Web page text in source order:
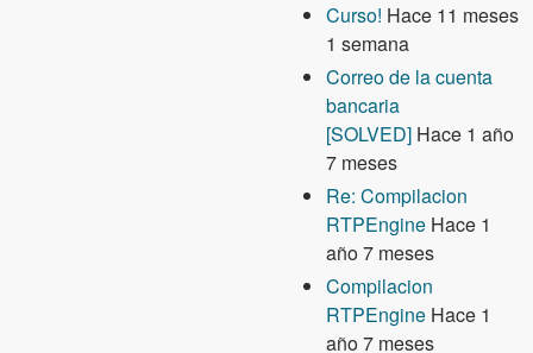
Curso! Hace 11 meses
1 semana
Correo de la cuenta
bancaria
[SOLVED] Hace 1 año
7 meses
Re: Compilacion
RTPEngine Hace 1
año 7 meses
Compilacion
RTPEngine Hace 1
año 7 meses